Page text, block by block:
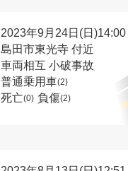
2023年9月24日(日)14:00
島田市東光寺 付近
車両相互 小破事故
普通乗用車(2)
死亡(0) 負傷(2)